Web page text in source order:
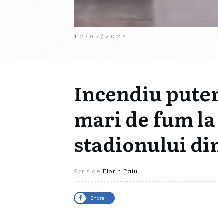
12/05/2024
Incendiu
mari de fum
stadionului
Scris de Florin Paiu
Share